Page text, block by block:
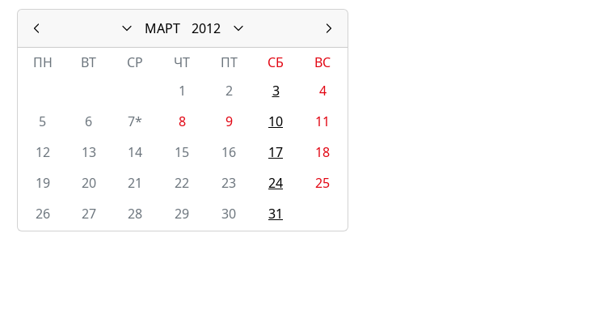
МАРТ
2012
ПН
ВТ СР ЧТ ПТ СБ
ВС
1
2 3
4
5
6 7* 8 9 10
11
12
13 14 15 16 17
18
19
20 21 22 23 24
25
26
27 28 29 30 31